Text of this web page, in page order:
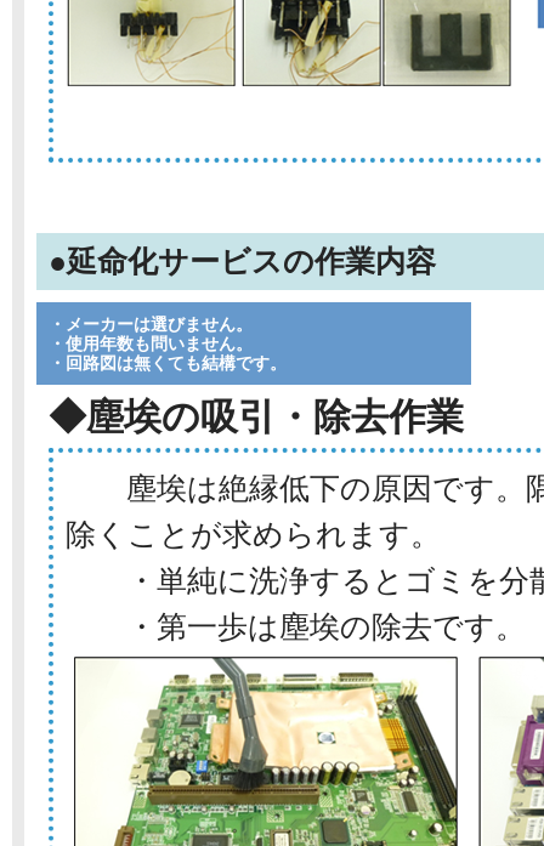
●延命化サービスの作業内容
・メーカーは選びません。
・使用年数も問いません。
・回路図は無くても結構です。
◆塵埃の吸引・除去作業
塵埃は絶縁低下の原因です。
除くことが求められます。
・単純に洗浄するとゴミを分
・第一歩は塵埃の除去です。